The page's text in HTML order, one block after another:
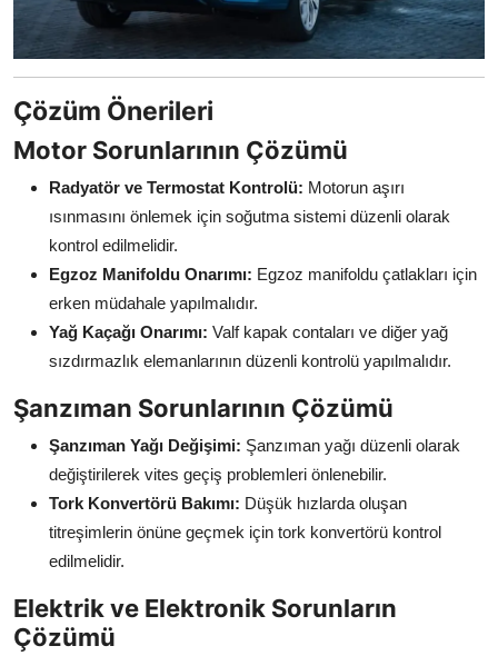
Çözüm Önerileri
Motor Sorunlarının Çözümü
Radyatör ve Termostat Kontrolü: Motorun aşırı
ısınmasını önlemek için soğutma sistemi düzenli olarak
kontrol edilmelidir.
Egzoz Manifoldu Onarımı: Egzoz manifoldu çatlakları için
erken müdahale yapılmalıdır.
Yağ Kaçağı Onarımı: Valf kapak contaları ve diğer yağ
sızdırmazlık elemanlarının düzenli kontrolü yapılmalıdır.
Şanzıman Sorunlarının Çözümü
Şanzıman Yağı Değişimi: Şanzıman yağı düzenli olarak
değiştirilerek vites geçiş problemleri önlenebilir.
Tork Konvertörü Bakımı: Düşük hızlarda oluşan
titreşimlerin önüne geçmek için tork konvertörü kontrol
edilmelidir.
Elektrik ve Elektronik Sorunların
Çözümü